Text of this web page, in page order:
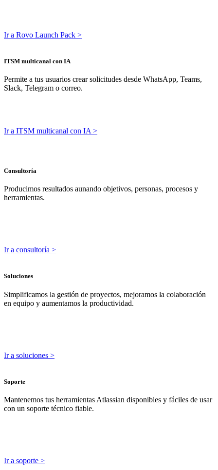
Ir a Rovo Launch Pack >
ITSM multicanal con IA
Permite a tus usuarios crear solicitudes desde WhatsApp, Teams,
Slack, Telegram o correo.
Ir a ITSM multicanal con IA >
Consultoría
Producimos resultados aunando objetivos, personas, procesos y
herramientas.
Ir a consultoría >
Soluciones
Simplificamos la gestión de proyectos, mejoramos la colaboración
en equipo y aumentamos la productividad.
Ir a soluciones >
Soporte
Mantenemos tus herramientas Atlassian disponibles y fáciles de usar
con un soporte técnico fiable.
Ir a soporte >